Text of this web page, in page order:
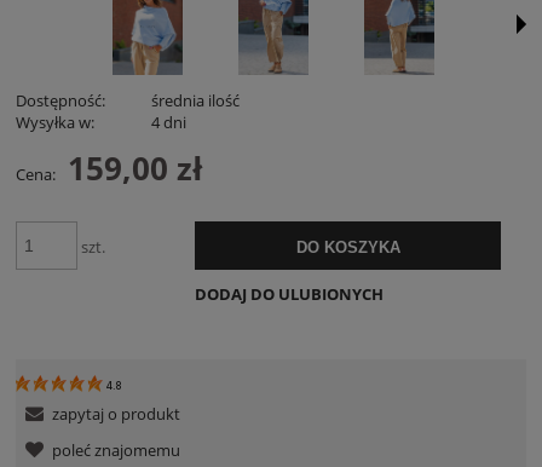
Dostępność:
średnia ilość
Wysyłka w:
4 dni
Cena: 159,00 zł
szt. DO KOSZYKA
DODAJ DO ULUBIONYCH
4.8
zapytaj o produkt
poleć znajomemu